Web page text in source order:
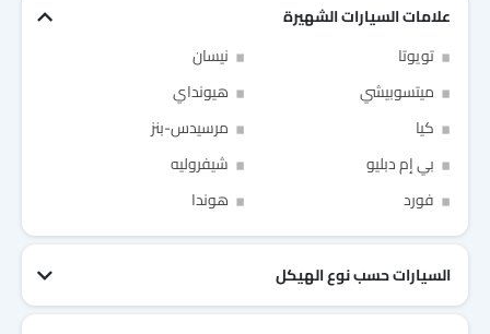
علامات السيارات الشهيرة
تويوتا
نيسان
ميتسوبيشي
هيونداي
كيا
مرسيدس-بنز
بي إم دبليو
شيفروليه
فورد
هوندا
السيارات حسب نوع الهيكل
I have read and agree to theشروط الاستخدامand سياسة الخصوصيةof Cardekho
Link Your Google Account
Link Your Facebook Account